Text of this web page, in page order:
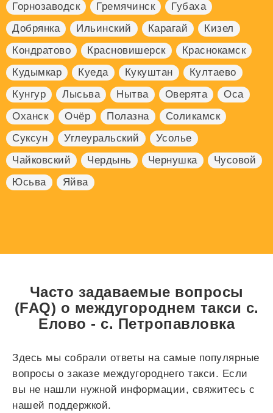
Горнозаводск
Гремячинск
Губаха
Добрянка
Ильинский Карагай
Кизел
Кондратово
Красновишерск
Краснокамск
Кудымкар
Куеда Кукуштан
Култаево
Кунгур
Лысьва Нытва Оверята
Оса
Оханск
Очёр Полазна
Соликамск
Суксун
Углеуральский
Усолье
Чайковский
Чердынь Чернушка
Чусовой
Юсьва
Яйва
Часто задаваемые вопросы
(FAQ) о междугороднем такси с.
Елово - с. Петропавловка
Здесь мы собрали ответы на самые популярные
вопросы о заказе междугороднего такси. Если
вы не нашли нужной информации, свяжитесь с
нашей поддержкой.